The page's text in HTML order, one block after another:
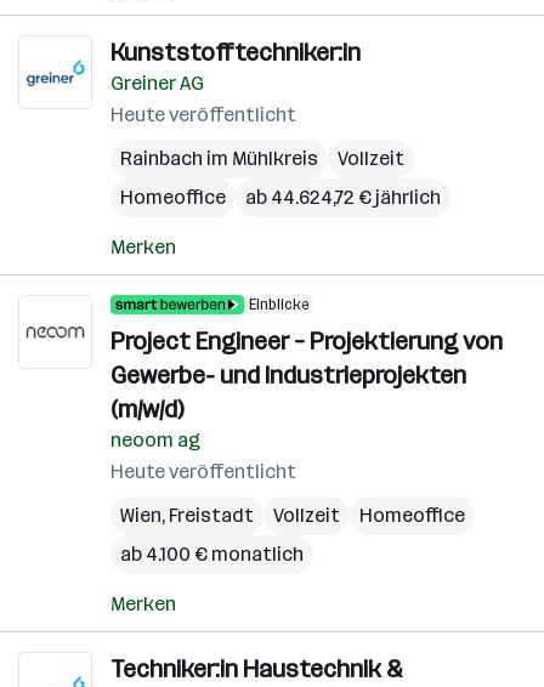
Kunststofftechniker:in
Greiner AG
Heute veröffentlicht
Rainbach im Mühlkreis
Vollzeit
Homeoffice
ab 44.624,72 € jährlich
Merken
Einblicke
Project Engineer – Projektierung von
Gewerbe- und Industrieprojekten
(m/w/d)
neoom ag
Heute veröffentlicht
Wien, Freistadt Vollzeit
Homeoffice
ab 4.100 € monatlich
Merken
Techniker:in Haustechnik &